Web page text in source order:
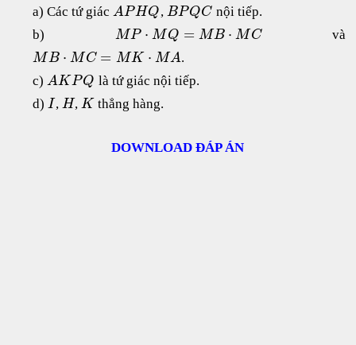
a) Các tứ giácAPHQ, BPQC nội tiếp.
b) MP ⋅ M Q = MB ⋅ M Cvà
MB ⋅ M C = MK ⋅ MA.
c)AKPQ là tứ giác nội tiếp.
d)I, H, K thẳng hàng.
DOWNLOAD ĐÁP ÁN